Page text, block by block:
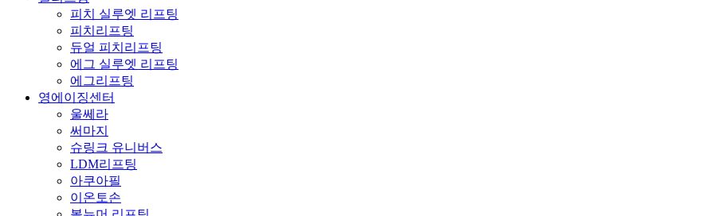
피치 실루엣 리프팅
피치리프팅
듀얼 피치리프팅
에그 실루엣 리프팅
에그리프팅
영에이징센터
울쎄라
써마지
슈링크 유니버스
LDM리프팅
아쿠아필
이온토손